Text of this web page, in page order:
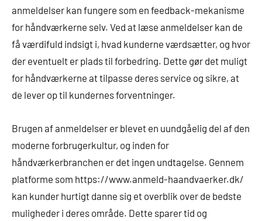
anmeldelser kan fungere som en feedback-mekanisme
for håndværkerne selv. Ved at læse anmeldelser kan de
få værdifuld indsigt i, hvad kunderne værdsætter, og hvor
der eventuelt er plads til forbedring. Dette gør det muligt
for håndværkerne at tilpasse deres service og sikre, at
de lever op til kundernes forventninger.
Brugen af anmeldelser er blevet en uundgåelig del af den
moderne forbrugerkultur, og inden for
håndværkerbranchen er det ingen undtagelse. Gennem
platforme som https://www.anmeld-haandvaerker.dk/
kan kunder hurtigt danne sig et overblik over de bedste
muligheder i deres område. Dette sparer tid og